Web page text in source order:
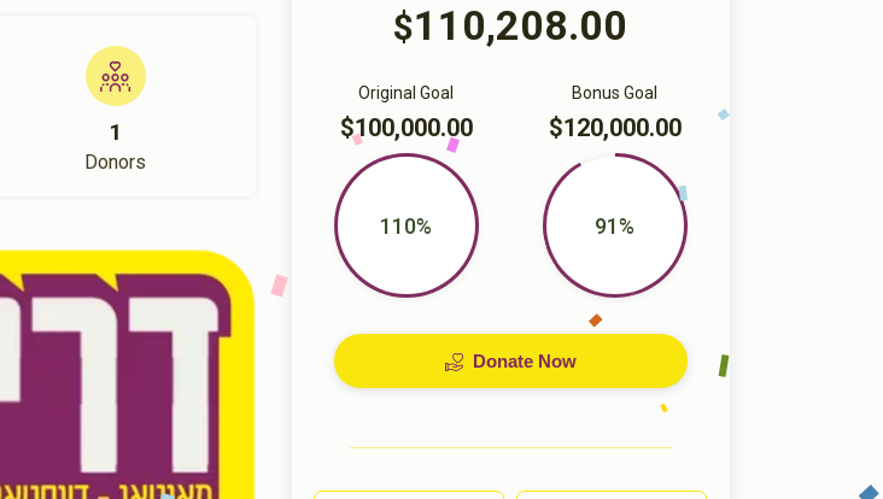
1
Donors
$110,208.00
Bonus Goal
$120,000.00
91%
Original Goal
$100,000.00
110%
Donate Now